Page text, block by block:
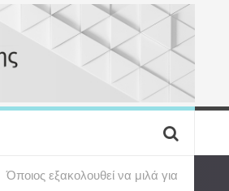
Όποιος εξακολουθεί να μιλά για